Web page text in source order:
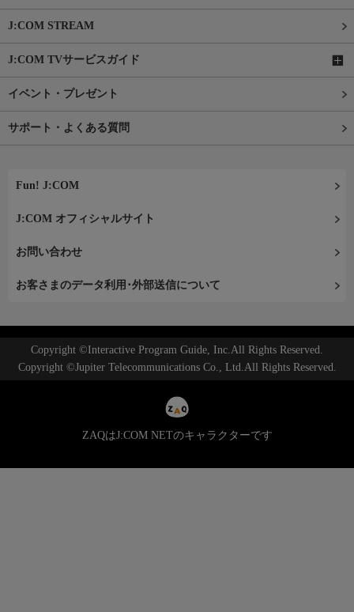
J:COM STREAM
J:COM TVサービスガイド
イベント・プレゼント
サポート・よくある質問
Fun! J:COM
J:COM オフィシャルサイト
お問い合わせ
お客さまのデータ利用･外部送信について
Copyright ©Interactive Program Guide, Inc.All Rights Reserved.
Copyright ©Jupiter Telecommunications Co., Ltd.All Rights Reserved.
ZAQはJ:COM NETのキャラクターです